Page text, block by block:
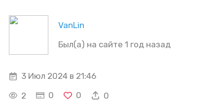
VanLin
Был(а) на сайте 1 год назад
3 Июл 2024 в 21:46
2
0 0 0